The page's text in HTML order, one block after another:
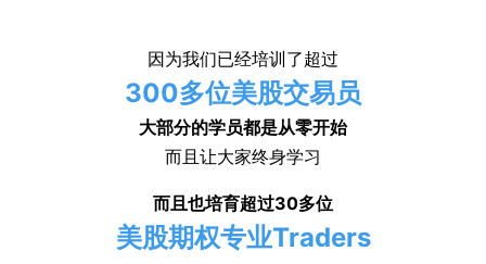
因为我们已经培训了超过
300多位美股交易员
大部分的学员都是从零开始
而且让大家终身学习
而且也培育超过30多位
美股期权专业Traders